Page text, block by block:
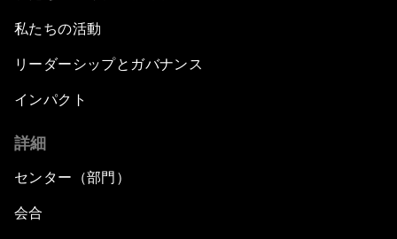
私たちの活動
リーダーシップとガバナンス
インパクト
詳細
センター（部門）
会合